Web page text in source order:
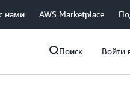
нами AWS Marketplace
Поиск Войти